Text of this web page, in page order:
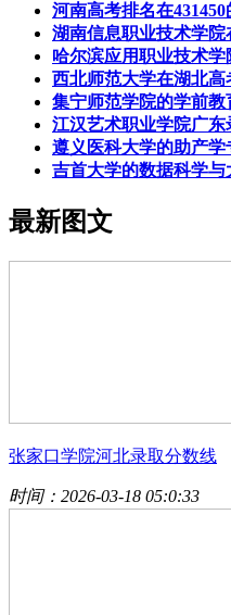
河南高考排名在
湖南信息职业技术学院
哈尔滨应用职业技术
西北师范大学在湖北高
集宁师范学院的学前教
江汉艺术职业学院广东
遵义医科大学的助产学
吉首大学的数据科学与
最新图文
张家口学院河北录取分数线
时间：2026-03-18 05:0:33